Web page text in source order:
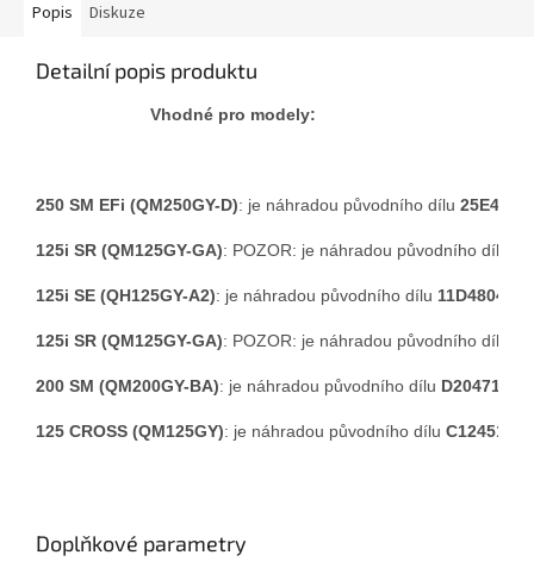
Popis Diskuze
Detailní popis produktu
Vhodné pro modely:
250 SM EFi (QM250GY-D): je náhradou původního dílu 25E4616
125i SR (QM125GY-GA): POZOR: je náhradou původního dílu
125i SE (QH125GY-A2): je náhradou původního dílu 11D4804
125i SR (QM125GY-GA): POZOR: je náhradou původního dílu
200 SM (QM200GY-BA): je náhradou původního dílu D204716
125 CROSS (QM125GY): je náhradou původního dílu C124516
Doplňkové parametry